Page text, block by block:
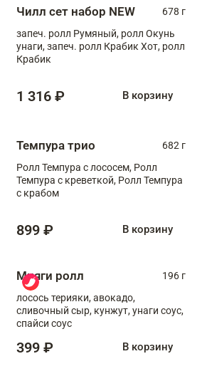
Чилл сет набор NEW
678 г
запеч. ролл Румяный, ролл Окунь
унаги, запеч. ролл Крабик Хот, ролл
Крабик
1 316 ₽ В корзину
Темпура трио
682 г
Ролл Темпура с лососем, Ролл
Темпура с креветкой, Ролл Темпура
с крабом
899 ₽ В корзину
Мияги ролл
196 г
лосось терияки, авокадо,
сливочный сыр, кунжут, унаги соус,
спайси соус
399 ₽ В корзину